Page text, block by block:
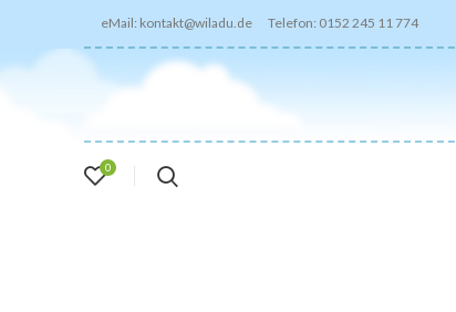
eMail: kontakt@wiladu.de Telefon: 0152 245 11 774
0